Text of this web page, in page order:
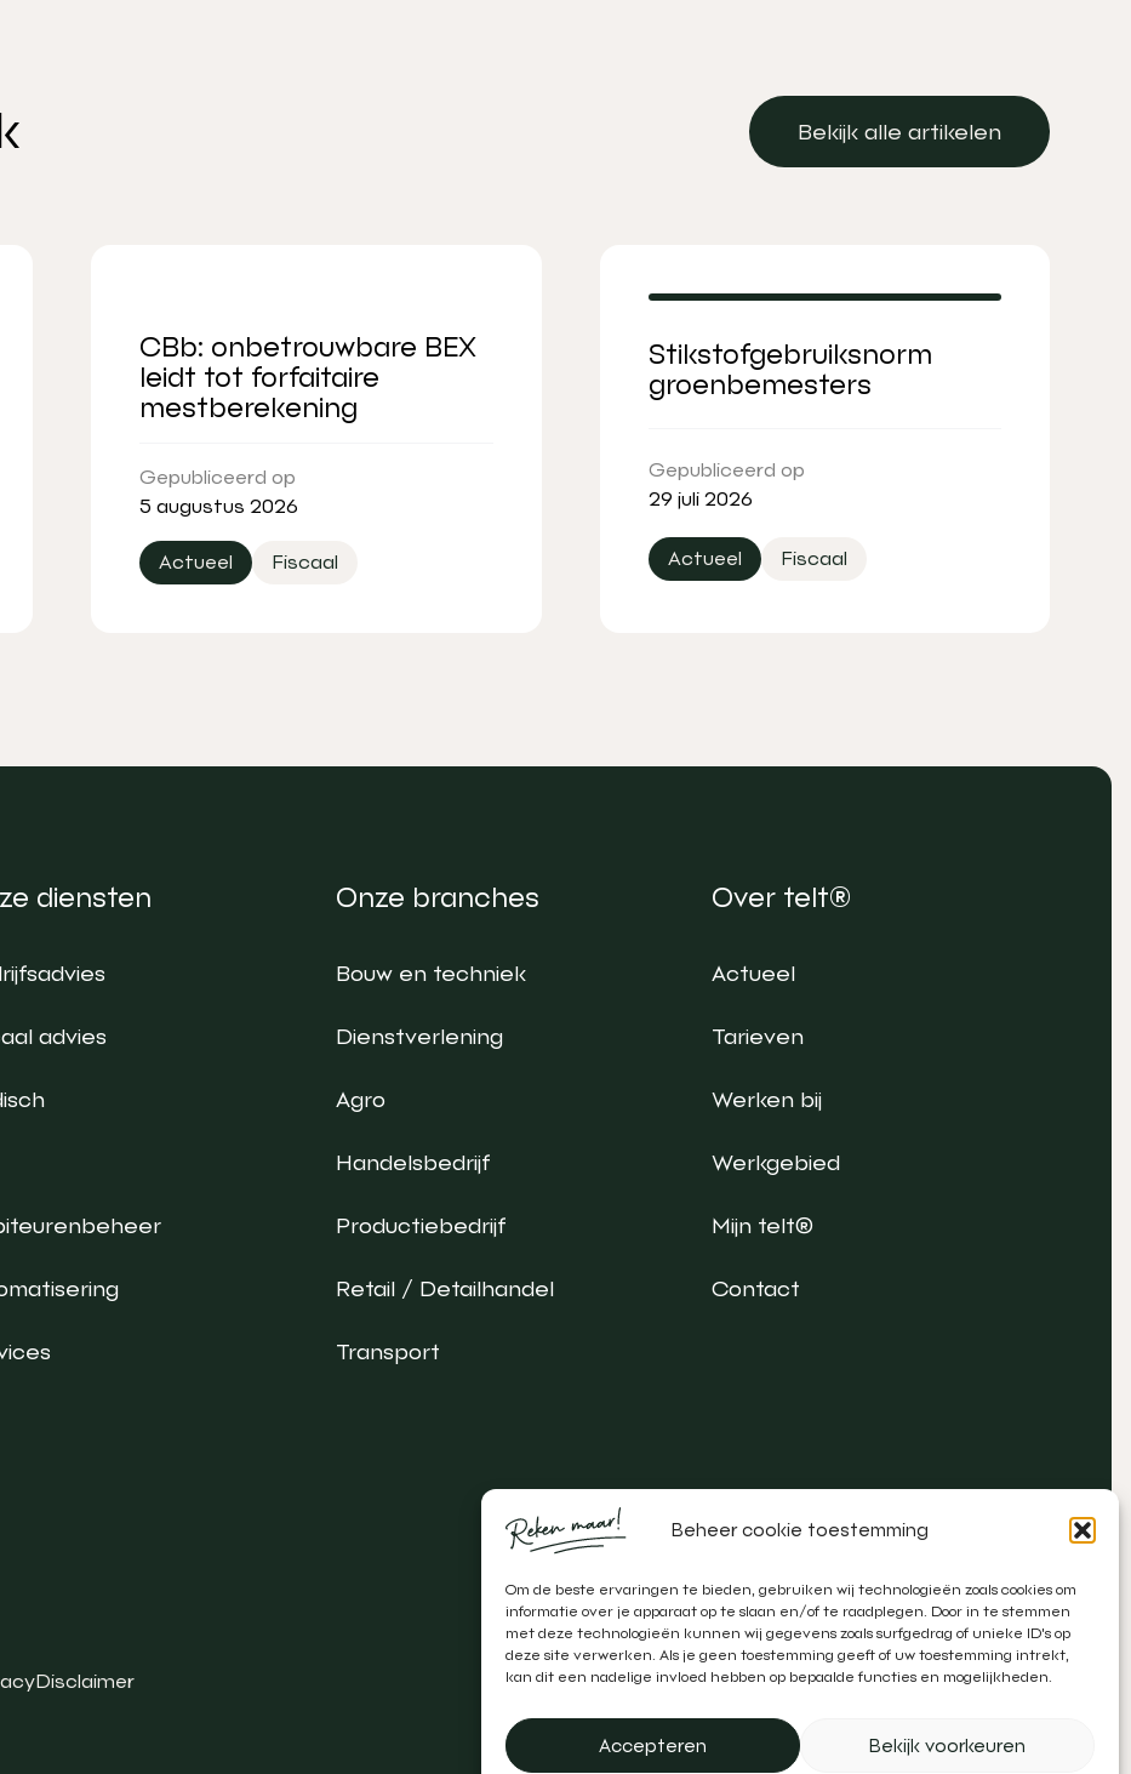
Beheer cookie toestemming
Om de beste ervaringen te bieden, gebruiken wij technologieën zoals cookies om
informatie over je apparaat op te slaan en/of te raadplegen. Door in te stemmen
met deze technologieën kunnen wij gegevens zoals surfgedrag of unieke ID's op
deze site verwerken. Als je geen toestemming geeft of uw toestemming intrekt,
kan dit een nadelige invloed hebben op bepaalde functies en mogelijkheden.
Accepteren Bekijk voorkeuren
Bekijk alle artikelen
Bekijk alle artikelen
CBb: onbetrouwbare BEX
leidt tot forfaitaire
mestberekening
Gepubliceerd op
5 augustus 2026
Actueel Fiscaal
Stikstofgebruiksnorm
groenbemesters
Gepubliceerd op
29 juli 2026
Actueel Fiscaal
diensten
advies
Onze branches
Bouw en techniek
Dienstverlening
Agro
Handelsbedrijf
Productiebedrijf
Retail / Detailhandel
Transport
Over telt®
Actueel
Tarieven
Werken bij
Werkgebied
Mijn telt®
Contact
Disclaimer Realisatie doorZeker Zichtbaar&Schipper Marketing